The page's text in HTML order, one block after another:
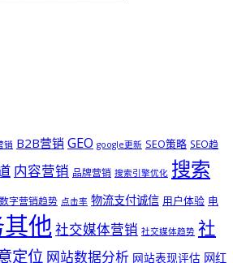
销 B2B营销 GEO google更新 SEO策略 SEO趋
内容营销 品牌营销 搜索引擎优化 搜索
数字营销趋势 点击率 物流支付诚信 用户体验 电
他社交媒体营销 社交媒体趋势 社
定位 网站数据分析 网站表现评估 网红